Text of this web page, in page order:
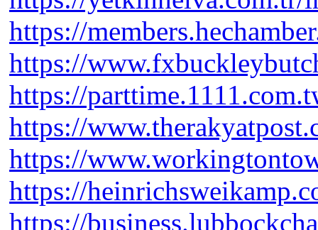
https://
https://
https://
https://
https://
https://
https://